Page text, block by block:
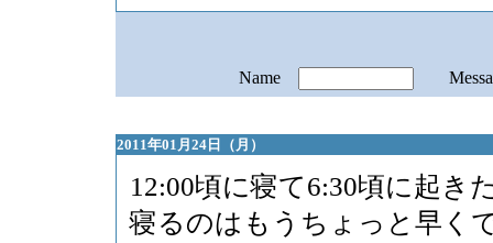
Name
2011年01月24日（月）
12:00頃に寝て6:30頃に起き
寝るのはもうちょっと早く